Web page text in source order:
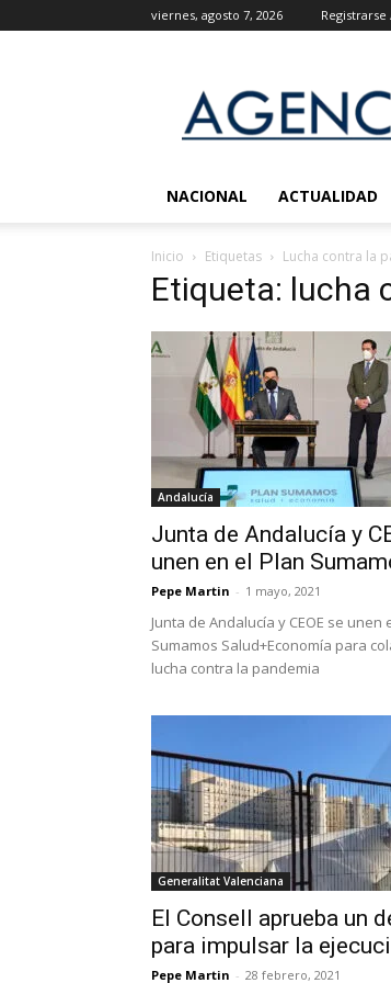
viernes, agosto 7, 2026 Registrarse
6
Noticias
NACIONAL ACTUALIDAD
Inicio Etiquetas Lucha contra la
Etiqueta: lucha
Andalucía
Junta de Andalucía y
unen en el Plan
Pepe Martin - 1 mayo, 2021
Junta de Andalucía y CEOE se unen
Sumamos Salud+Economía para
lucha contra la pandemia
Generalitat Valenciana
El Consell aprueba un
para impulsar la
Pepe Martin - 28 febrero, 2021